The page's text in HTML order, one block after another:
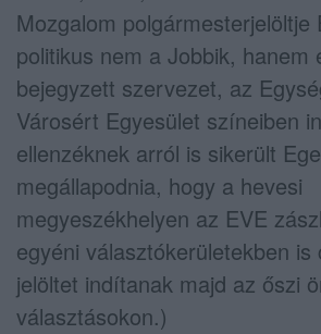
Mozgalom polgármesterjelöltje
politikus nem a Jobbik, hanem
bejegyzett szervezet, az
Városért Egyesület színeiben
ellenzéknek arról is sikerült
megállapodnia, hogy a hevesi
megyeszékhelyen az EVE
egyéni választókerületekben is
jelöltet indítanak majd az őszi
választásokon.)